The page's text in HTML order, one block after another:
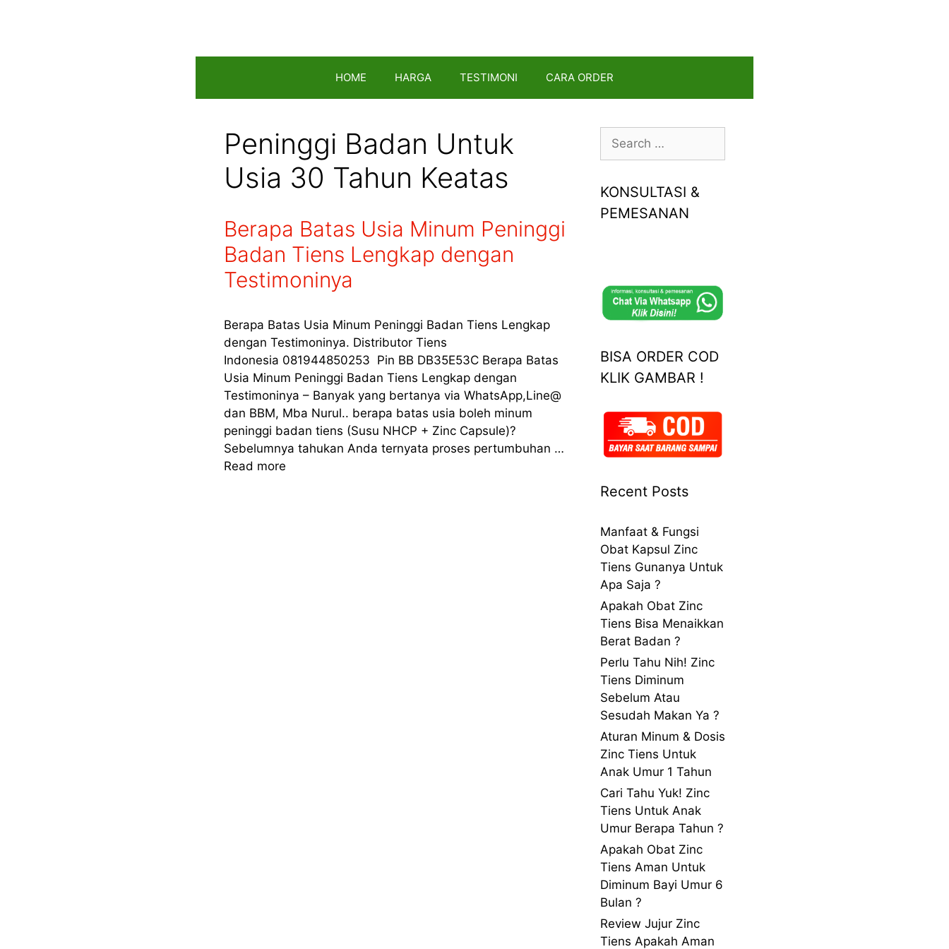
HOME HARGA TESTIMONI CARA ORDER
Peninggi Badan Untuk
Usia 30 Tahun Keatas
Berapa Batas Usia Minum Peninggi
Badan Tiens Lengkap dengan
Testimoninya
Berapa Batas Usia Minum Peninggi Badan Tiens Lengkap
dengan Testimoninya. Distributor Tiens
Indonesia 081944850253 Pin BB DB35E53C Berapa Batas
Usia Minum Peninggi Badan Tiens Lengkap dengan
Testimoninya – Banyak yang bertanya via WhatsApp,Line@
dan BBM, Mba Nurul.. berapa batas usia boleh minum
peninggi badan tiens (Susu NHCP + Zinc Capsule)?
Sebelumnya tahukan Anda ternyata proses pertumbuhan …
Read more
Search
for:
KONSULTASI &
PEMESANAN
BISA ORDER COD
KLIK GAMBAR !
Recent Posts
Manfaat & Fungsi
Obat Kapsul Zinc
Tiens Gunanya Untuk
Apa Saja ?
Apakah Obat Zinc
Tiens Bisa Menaikkan
Berat Badan ?
Perlu Tahu Nih! Zinc
Tiens Diminum
Sebelum Atau
Sesudah Makan Ya ?
Aturan Minum & Dosis
Zinc Tiens Untuk
Anak Umur 1 Tahun
Cari Tahu Yuk! Zinc
Tiens Untuk Anak
Umur Berapa Tahun ?
Apakah Obat Zinc
Tiens Aman Untuk
Diminum Bayi Umur 6
Bulan ?
Review Jujur Zinc
Tiens Apakah Aman